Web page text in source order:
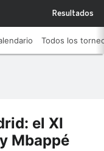
Resultados
Todos los
el XI
Mbappé